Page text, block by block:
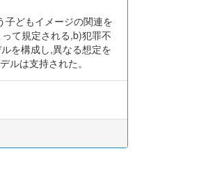
子どもイメージの関連を
て規定される,b)犯罪不
を構成し,異なる想定を
ルは支持された。